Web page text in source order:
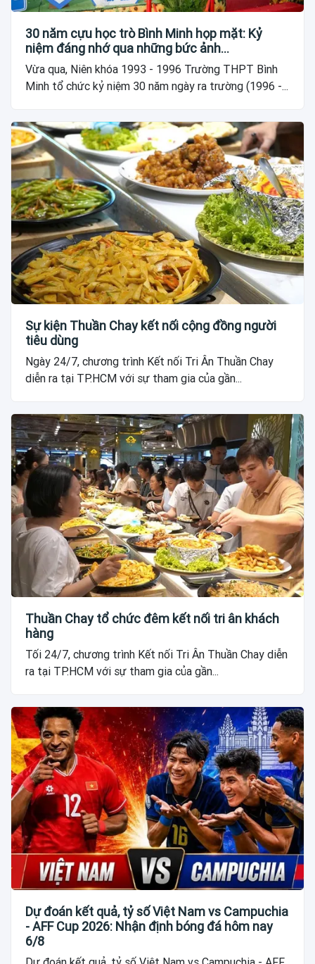
30 năm cựu học trò Bình Minh họp mặt: Kỷ
niệm đáng nhớ qua những bức ảnh…
Vừa qua, Niên khóa 1993 - 1996 Trường THPT Bình
Minh tổ chức kỷ niệm 30 năm ngày ra trường (1996 -...
Sự kiện Thuần Chay kết nối cộng đồng người
tiêu dùng
Ngày 24/7, chương trình Kết nối Tri Ân Thuần Chay
diễn ra tại TP.HCM với sự tham gia của gần...
Thuần Chay tổ chức đêm kết nối tri ân khách
hàng
Tối 24/7, chương trình Kết nối Tri Ân Thuần Chay diễn
ra tại TP.HCM với sự tham gia của gần...
Dự đoán kết quả, tỷ số Việt Nam vs Campuchia
- AFF Cup 2026: Nhận định bóng đá hôm nay
6/8